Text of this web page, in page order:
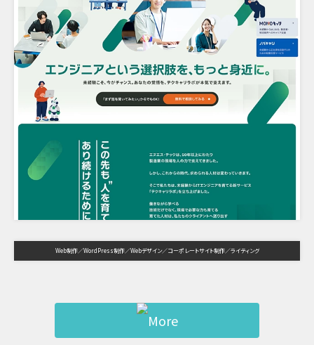
Web制作 WordPress制作 Webデザイン コーポレートサイト制作 ライティング